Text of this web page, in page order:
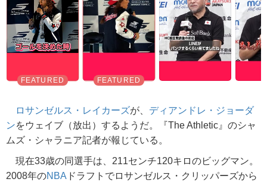
ロサンゼルス・レイカーズが、 ディアンドレ・ジョーダ
ンをウェイブ（放出）するようだ。『The Athletic』のシャ
ムズ・シャラニア記者が報じている。
現在33歳の同選手は、211センチ120キロのビッグマン。
2008年のNBA ドラフトでロサンゼルス・クリッパーズから